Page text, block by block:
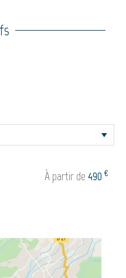
À partir de 490 €